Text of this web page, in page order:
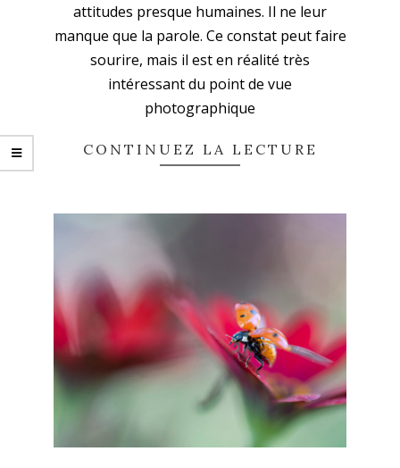
attitudes presque humaines. Il ne leur
manque que la parole. Ce constat peut faire
sourire, mais il est en réalité très
intéressant du point de vue
photographique
CONTINUEZ LA LECTURE